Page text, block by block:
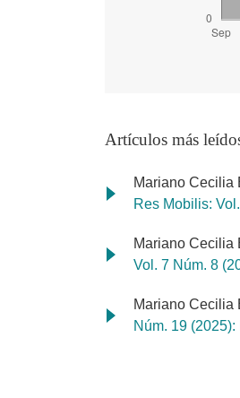
Artículos más
Mariano Cecilia
Res Mobilis:
Mariano Cecilia
Vol. 7 Núm. 8
Mariano Cecilia
Núm. 19